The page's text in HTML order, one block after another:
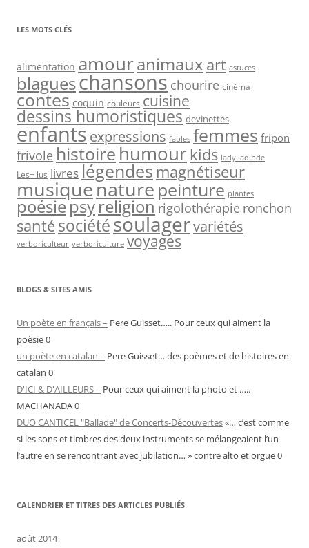
LES MOTS CLÉS
alimentation amouranimaux art astuces
blagueschansons chourire cinéma
contes coquin couleurs cuisine
dessins humoristiques devinettes
enfantsexpressions fables femmes fripon
frivole histoire humour kids lady ladinde
Les+ lus livreslégendes magnétiseur
musiquenature peinture plantes
poésiepsyreligion rigolothérapie ronchon
santésociétésoulagervariétés
verboriculteur verboriculture voyages
BLOGS & SITES AMIS
Un poète en français – Pere Guisset….. Pour ceux qui aiment la
poèsie 0
un poète en catalan – Pere Guisset… des poèmes et de histoires en
catalan 0
D'ICI & D'AILLEURS – Pour ceux qui aiment la photo et …..
MACHANADA 0
DUO CANTICEL "Ballade" de Concerts-Découvertes«… c’est comme
si les sons et timbres des deux instruments se mélangeaient l’un
l’autre en se rencontrant avec jubilation… » contre alto et orgue 0
CALENDRIER ET TITRES DES ARTICLES PUBLIÉS
août 2014